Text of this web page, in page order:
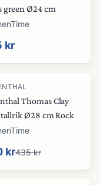
green Ø24 cm
kr
Thomas Clay
Ø28 cm Rock
kr435 kr